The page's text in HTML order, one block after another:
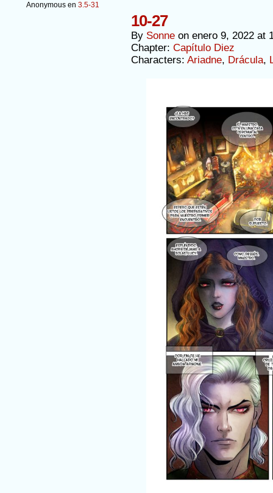
Anonymous en 3.5-31
10-27
By Sonne on enero 9, 2022 at
Chapter: Capítulo Diez
Characters: Ariadne, Drácula,